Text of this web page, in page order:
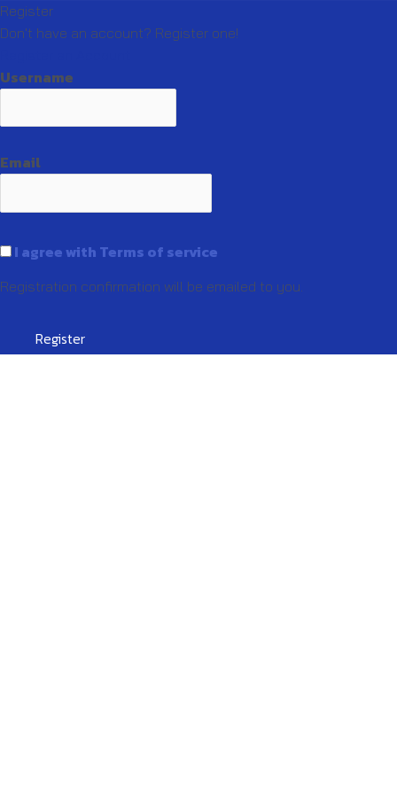
Register
Don't have an account? Register one!
Username
Email
I agree with Terms of service
Registration confirmation will be emailed to you.